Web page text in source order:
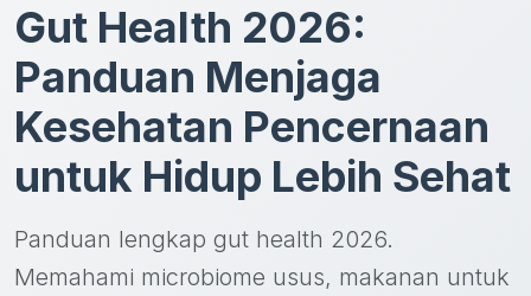
Gut Health 2026:
Panduan Menjaga
Kesehatan Pencernaan
untuk Hidup Lebih Sehat
Panduan lengkap gut health 2026.
Memahami microbiome usus, makanan untuk